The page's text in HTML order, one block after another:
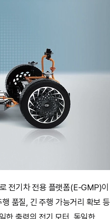
전기차 전용 플랫폼(E-GMP)이
품질, 긴 주행 가능거리 확보 등
한 출력의 전기 모터, 동일한